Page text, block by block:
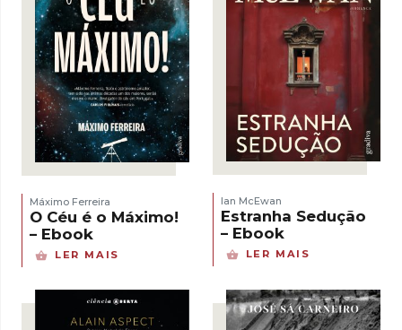
Máximo Ferreira
O Céu é o Máximo!
– Ebook
LER MAIS
Ian McEwan
Estranha Sedução
– Ebook
LER MAIS